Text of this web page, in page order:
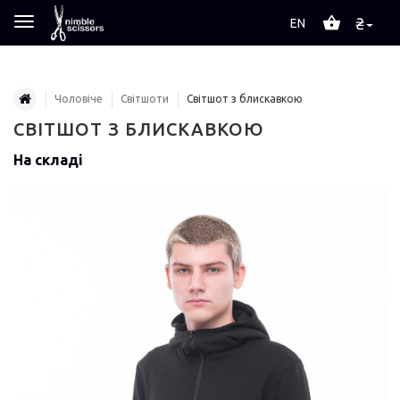
₴
EN
Чоловіче Світшоти Світшот з блискавкою
СВІТШОТ З БЛИСКАВКОЮ
На складі